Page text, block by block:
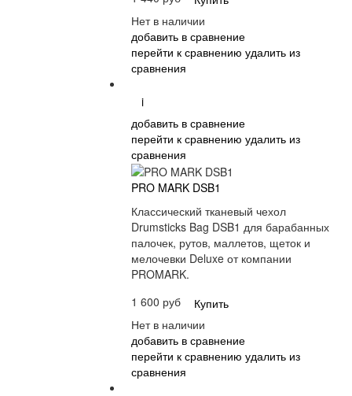
Нет в наличии
добавить в сравнение
перейти к сравнению удалить из
сравнения
i
добавить в сравнение
перейти к сравнению удалить из
сравнения
PRO MARK DSB1
Классический тканевый чехол
Drumsticks Bag DSB1 для барабанных
палочек, рутов, маллетов, щеток и
мелочевки Deluxe от компании
PROMARK.
1 600 руб
Купить
Нет в наличии
добавить в сравнение
перейти к сравнению удалить из
сравнения